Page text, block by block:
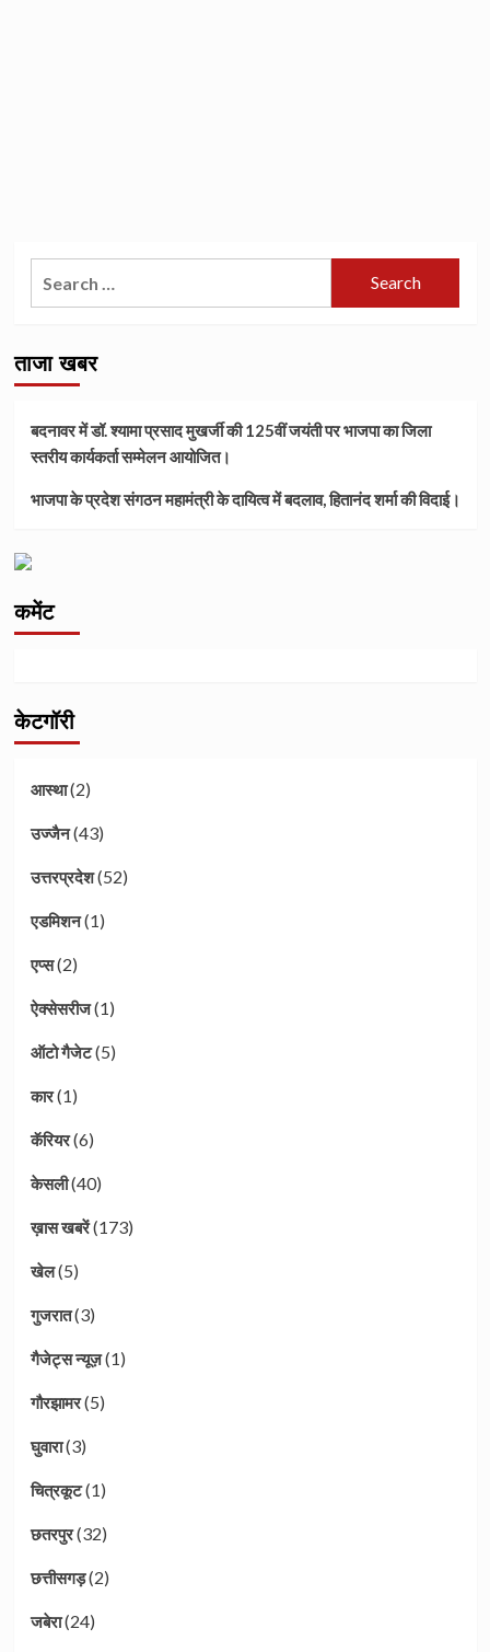
ताजा खबर
बदनावर में डॉ. श्यामा प्रसाद मुखर्जी की 125वीं जयंती पर भाजपा का जिला
स्तरीय कार्यकर्ता सम्मेलन आयोजित।
भाजपा के प्रदेश संगठन महामंत्री के दायित्व में बदलाव, हितानंद शर्मा की विदाई।
कमेंट
केटगॉरी
आस्था(2)
उज्जैन(43)
उत्तरप्रदेश(52)
एडमिशन(1)
एप्स(2)
ऐक्सेसरीज(1)
ऑटो गैजेट(5)
कार(1)
कॅरियर(6)
केसली(40)
ख़ास खबरें(173)
खेल(5)
गुजरात(3)
गैजेट्स न्यूज़(1)
गौरझामर(5)
घुवारा(3)
चित्रकूट(1)
छतरपुर(32)
छत्तीसगड़(2)
जबेरा(24)